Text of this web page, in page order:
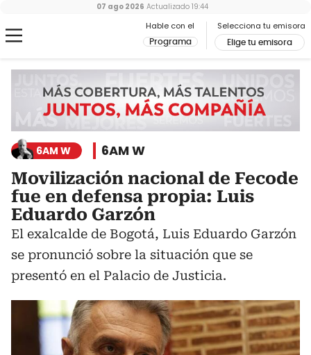
Hable con el
Programa
Selecciona tu emisora
Elige tu emisora
07 ago 2026 Actualizado 19:44
6AM W 6AM W
Movilización nacional de Fecode
fue en defensa propia: Luis
Eduardo Garzón
El exalcalde de Bogotá, Luis Eduardo Garzón
se pronunció sobre la situación que se
presentó en el Palacio de Justicia.